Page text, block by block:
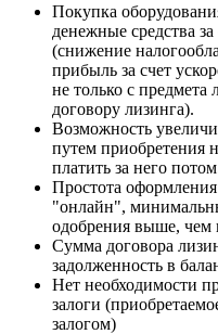
Покупка
денежные средства
(снижение
прибыль за счет
не только с предмета
договору лизинга).
Возможность
путем приобретения
платить за него
Простота
"онлайн",
одобрения выше, чем
Сумма договора
задолженность в
Нет необходимости
залоги
залогом)